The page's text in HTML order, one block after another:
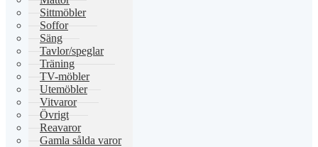
Sittmöbler
Soffor
Säng
Tavlor/speglar
Träning
TV-möbler
Utemöbler
Vitvaror
Övrigt
Reavaror
Gamla sålda varor